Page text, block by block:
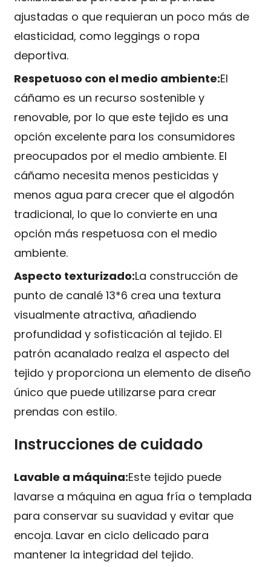
ajustadas o que requieran un poco más de
elasticidad, como leggings o ropa
deportiva.
Respetuoso con el medio ambiente:El
cáñamo es un recurso sostenible y
renovable, por lo que este tejido es una
opción excelente para los consumidores
preocupados por el medio ambiente. El
cáñamo necesita menos pesticidas y
menos agua para crecer que el algodón
tradicional, lo que lo convierte en una
opción más respetuosa con el medio
ambiente.
Aspecto texturizado:La construcción de
punto de canalé 13*6 crea una textura
visualmente atractiva, añadiendo
profundidad y sofisticación al tejido. El
patrón acanalado realza el aspecto del
tejido y proporciona un elemento de diseño
único que puede utilizarse para crear
prendas con estilo.
Instrucciones de cuidado
Lavable a máquina:Este tejido puede
lavarse a máquina en agua fría o templada
para conservar su suavidad y evitar que
encoja. Lavar en ciclo delicado para
mantener la integridad del tejido.